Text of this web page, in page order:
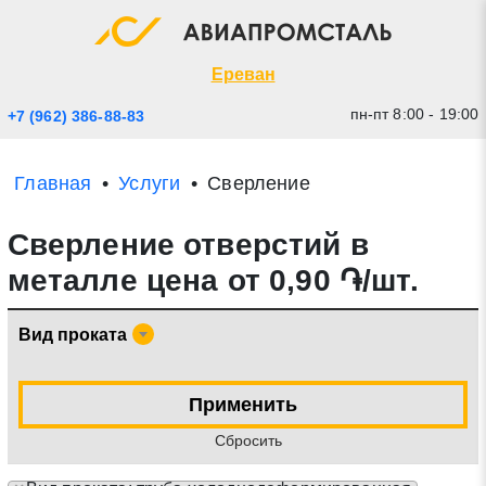
Ереван
+7 (962) 386-88-83 пн-пт 8:00 - 19:00
Главная Услуги Сверление
Сверление отверстий в
металле цена от 0,90 ֏/шт.
Вид проката
Применить
Cбросить
Экспресс заявка
Прикрепить файл (до 20 mb)
Отправить заявку